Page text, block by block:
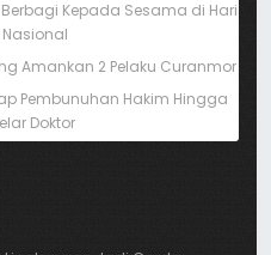
Berbagi Kepada Sesama di Hari
Amankan 2 Pelaku Curanmor
Pembunuhan Hakim Hingga
Doktor